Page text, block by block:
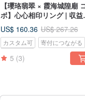
【瓔珞翡翠 × 霞海城隍廟
ボ】心心相印リング | 収益
10%を寄付
US$ 160.36 US$ 267.26
カスタム可
寄付につながる
Pinkoi限定
5 (3)